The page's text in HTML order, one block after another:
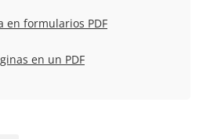
en formularios PDF
en un PDF